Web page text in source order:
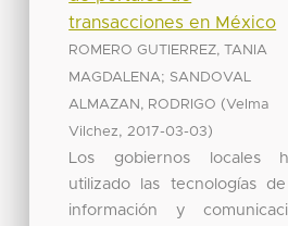
transacciones en México
ROMERO GUTIERREZ, TANIA
MAGDALENA; SANDOVAL
ALMAZAN, RODRIGO (Velma
Vilchez, 2017-03-03)
Los gobiernos locales
utilizado las tecnologías
información y